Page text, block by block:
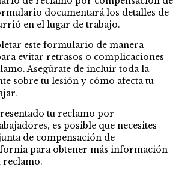
documentará los detalles de
en el lugar de trabajo.
este formulario de manera
evitar retrasos o complicaciones
Asegúrate de incluir toda la
sobre tu lesión y cómo afecta tu
tu reclamo por
es posible que necesites
de compensación de
para obtener más información
reclamo.